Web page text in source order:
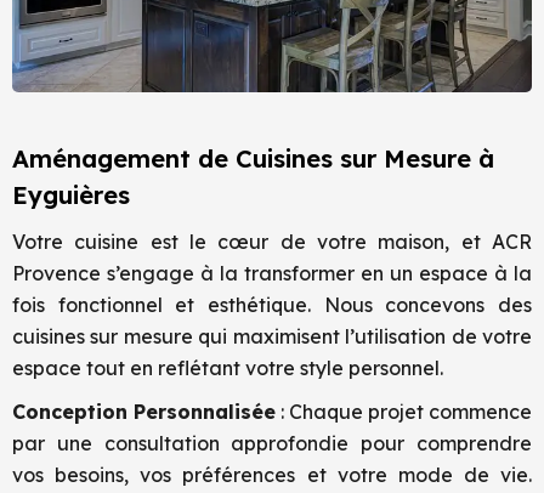
Aménagement de Cuisines sur Mesure à
Eyguières
Votre cuisine est le cœur de votre maison, et ACR
Provence s’engage à la transformer en un espace à la
fois fonctionnel et esthétique. Nous concevons des
cuisines sur mesure qui maximisent l’utilisation de votre
espace tout en reflétant votre style personnel.
Conception Personnalisée : Chaque projet commence
par une consultation approfondie pour comprendre
vos besoins, vos préférences et votre mode de vie.